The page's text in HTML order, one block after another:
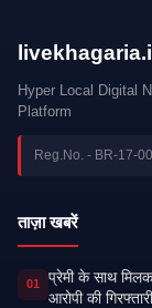
Hyper Local Digital
Platform
Reg.No. - BR-17-
ताज़ा खबरें
01
प्रेमी के साथ
आरोपी की